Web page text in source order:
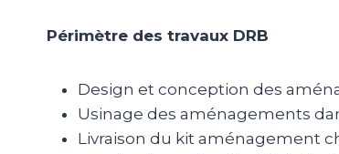
Périmètre des travaux DRB
Design et conception des
Usinage des aménagements
Livraison du kit aménagement